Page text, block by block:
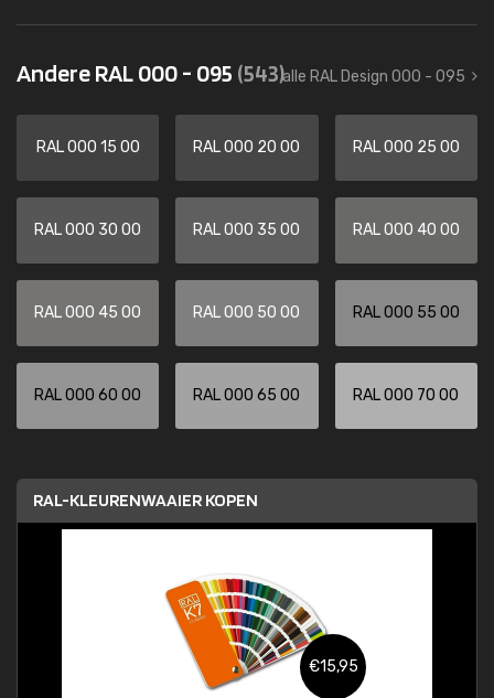
Andere RAL 000 - 095 (543)alle RAL Design 000 - 095
RAL 000 15 00 RAL 000 20 00 RAL 000 25 00
RAL 000 30 00 RAL 000 35 00 RAL 000 40 00
RAL 000 45 00 RAL 000 50 00 RAL 000 55 00
RAL 000 60 00 RAL 000 65 00 RAL 000 70 00
RAL-KLEURENWAAIER KOPEN
€15,95